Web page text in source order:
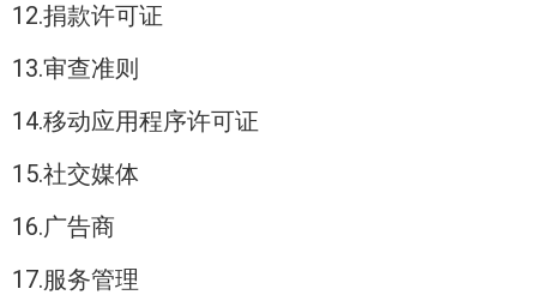
12.捐款许可证
13.审查准则
14.移动应用程序许可证
15.社交媒体
16.广告商
17.服务管理